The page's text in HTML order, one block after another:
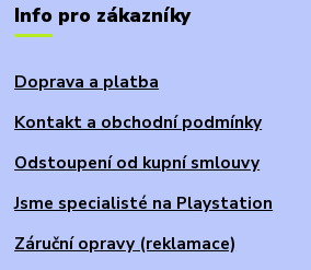
Info pro zákazníky
Doprava a platba
Kontakt a obchodní podmínky
Odstoupení od kupní smlouvy
Jsme specialisté na Playstation
Záruční opravy (reklamace)